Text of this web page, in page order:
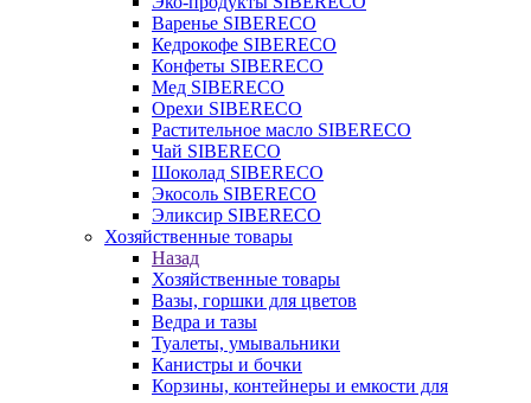
Варенье SIBERECO
Кедрокофе SIBERECO
Конфеты SIBERECO
Мед SIBERECO
Орехи SIBERECO
Растительное масло SIBERECO
Чай SIBERECO
Шоколад SIBERECO
Экосоль SIBERECO
Эликсир SIBERECO
Хозяйственные товары
Назад
Хозяйственные товары
Вазы, горшки для цветов
Ведра и тазы
Туалеты, умывальники
Канистры и бочки
Корзины, контейнеры и емкости для